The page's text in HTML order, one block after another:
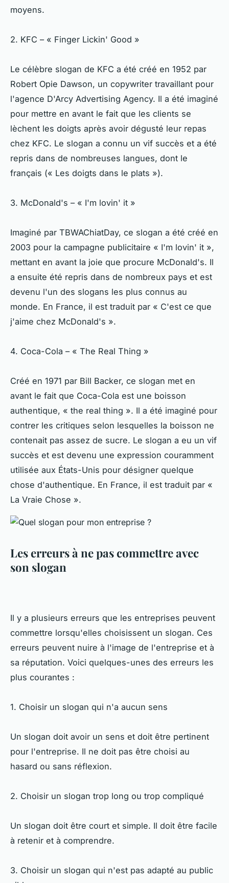
moyens.
2. KFC – « Finger Lickin' Good »
Le célèbre slogan de KFC a été créé en 1952 par
Robert Opie Dawson, un copywriter travaillant pour
l'agence D'Arcy Advertising Agency. Il a été imaginé
pour mettre en avant le fait que les clients se
lèchent les doigts après avoir dégusté leur repas
chez KFC. Le slogan a connu un vif succès et a été
repris dans de nombreuses langues, dont le
français (« Les doigts dans le plats »).
3. McDonald's – « I'm lovin' it »
Imaginé par TBWAChiatDay, ce slogan a été créé en
2003 pour la campagne publicitaire « I'm lovin' it »,
mettant en avant la joie que procure McDonald's. Il
a ensuite été repris dans de nombreux pays et est
devenu l'un des slogans les plus connus au
monde. En France, il est traduit par « C'est ce que
j'aime chez McDonald's ».
4. Coca-Cola – « The Real Thing »
Créé en 1971 par Bill Backer, ce slogan met en
avant le fait que Coca-Cola est une boisson
authentique, « the real thing ». Il a été imaginé pour
contrer les critiques selon lesquelles la boisson ne
contenait pas assez de sucre. Le slogan a eu un vif
succès et est devenu une expression couramment
utilisée aux États-Unis pour désigner quelque
chose d'authentique. En France, il est traduit par «
La Vraie Chose ».
Les erreurs à ne pas commettre avec
son slogan
Il y a plusieurs erreurs que les entreprises peuvent
commettre lorsqu'elles choisissent un slogan. Ces
erreurs peuvent nuire à l'image de l'entreprise et à
sa réputation. Voici quelques-unes des erreurs les
plus courantes :
1. Choisir un slogan qui n'a aucun sens
Un slogan doit avoir un sens et doit être pertinent
pour l'entreprise. Il ne doit pas être choisi au
hasard ou sans réflexion.
2. Choisir un slogan trop long ou trop compliqué
Un slogan doit être court et simple. Il doit être facile
à retenir et à comprendre.
3. Choisir un slogan qui n'est pas adapté au public